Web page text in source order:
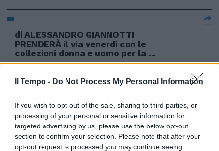
Il Tempo - Do Not Process My Personal Information
If you wish to opt-out of the sale, sharing to third parties, or
processing of your personal or sensitive information for
targeted advertising by us, please use the below opt-out
section to confirm your selection. Please note that after your
opt-out request is processed you may continue seeing
di ALESSANDRO GIANNOTTI
PRENDERÀ il via venerdì con le
collezioni donna e uomo per la ...
MILANO — Tra sogni e
provocazioni la terza giornata di
Milano Moda Uomo per la
presentazione della collezioni ...